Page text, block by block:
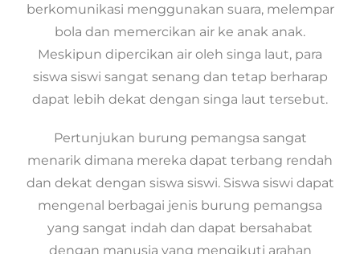
berkomunikasi menggunakan suara, melempar
bola dan memercikan air ke anak anak.
Meskipun dipercikan air oleh singa laut, para
siswa siswi sangat senang dan tetap berharap
dapat lebih dekat dengan singa laut tersebut.
Pertunjukan burung pemangsa sangat
menarik dimana mereka dapat terbang rendah
dan dekat dengan siswa siswi. Siswa siswi dapat
mengenal berbagai jenis burung pemangsa
yang sangat indah dan dapat bersahabat
dengan manusia yang mengikuti arahan